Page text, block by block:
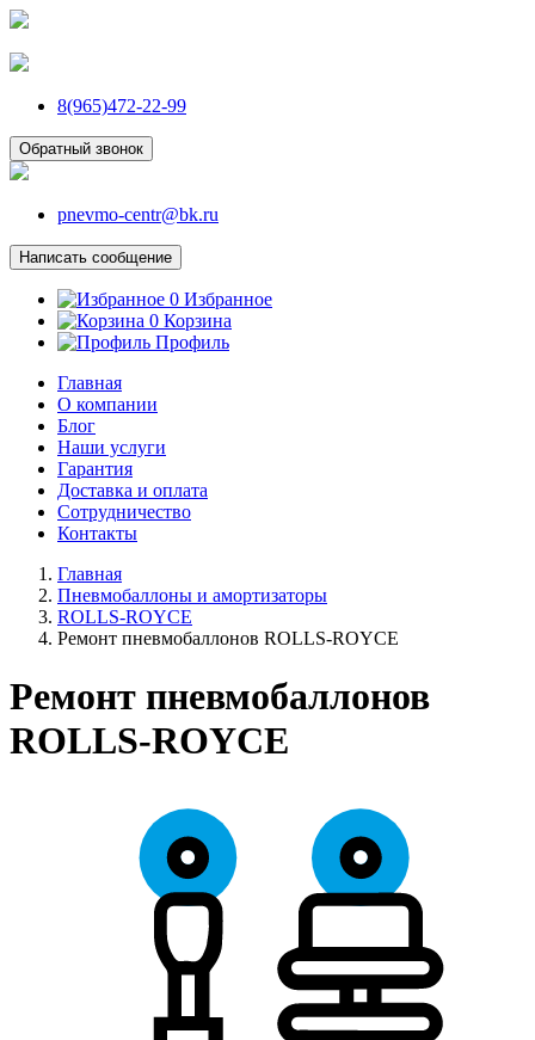
8(965)472-22-99
Обратный звонок
pnevmo-centr@bk.ru
Написать сообщение
0 Избранное
0 Корзина
Профиль
Главная
О компании
Блог
Наши услуги
Гарантия
Доставка и оплата
Сотрудничество
Контакты
Главная
Пневмобаллоны и амортизаторы
ROLLS-ROYCE
Ремонт пневмобаллонов ROLLS-ROYCE
Ремонт пневмобаллонов
ROLLS-ROYCE